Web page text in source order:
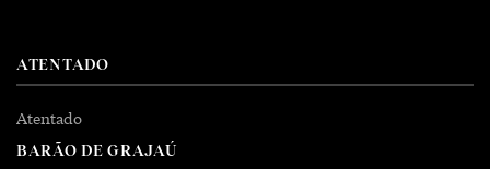
ATENTADO
Atentado
BARÃO DE GRAJAÚ